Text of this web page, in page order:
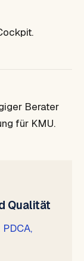
Berater
für KMU.
Qualität